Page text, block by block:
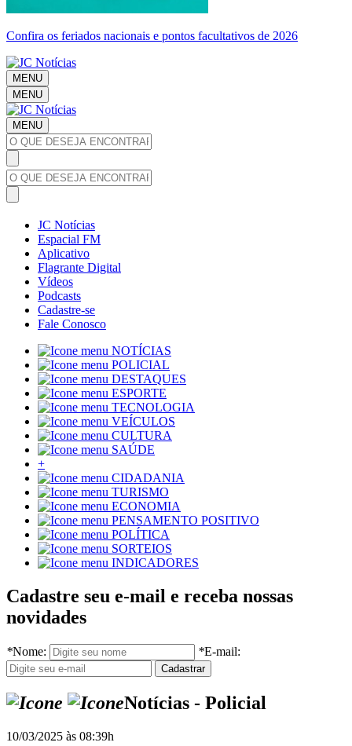
Confira os feriados nacionais e pontos facultativos de 2026
MENU
MENU
MENU
JC Notícias
Espacial FM
Aplicativo
Flagrante Digital
Vídeos
Podcasts
Cadastre-se
Fale Conosco
NOTÍCIAS
POLICIAL
DESTAQUES
ESPORTE
TECNOLOGIA
VEÍCULOS
CULTURA
SAÚDE
+
CIDADANIA
TURISMO
ECONOMIA
PENSAMENTO POSITIVO
POLÍTICA
SORTEIOS
INDICADORES
Cadastre seu e-mail e receba nossas
novidades
*Nome: *E-mail:
Notícias - Policial
10/03/2025 às 08:39h